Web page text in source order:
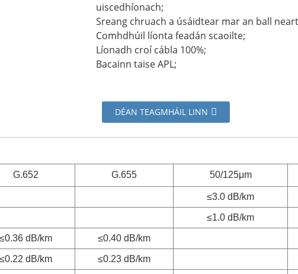
uiscedhíonach;
Sreang chruach a úsáidtear mar an ball
Comhdhúil líonta feadán scaoilte;
Líonadh croí cábla 100%;
Bacainn taise APL;
DÉAN TEAGMHÁIL LINN
G.652 G.655 50/125μm
≤3.0 dB/km
≤1.0 dB/km
≤0.36 dB/km ≤0.40 dB/km
≤0.22 dB/km ≤0.23 dB/km